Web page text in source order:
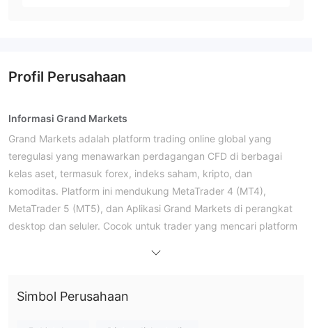
Profil Perusahaan
Informasi Grand Markets
Grand Markets adalah platform trading online global yang
teregulasi yang menawarkan perdagangan CFD di berbagai
kelas aset, termasuk forex, indeks saham, kripto, dan
komoditas. Platform ini mendukung MetaTrader 4 (MT4),
MetaTrader 5 (MT5), dan Aplikasi Grand Markets di perangkat
desktop dan seluler. Cocok untuk trader yang mencari platform
Simbol Perusahaan